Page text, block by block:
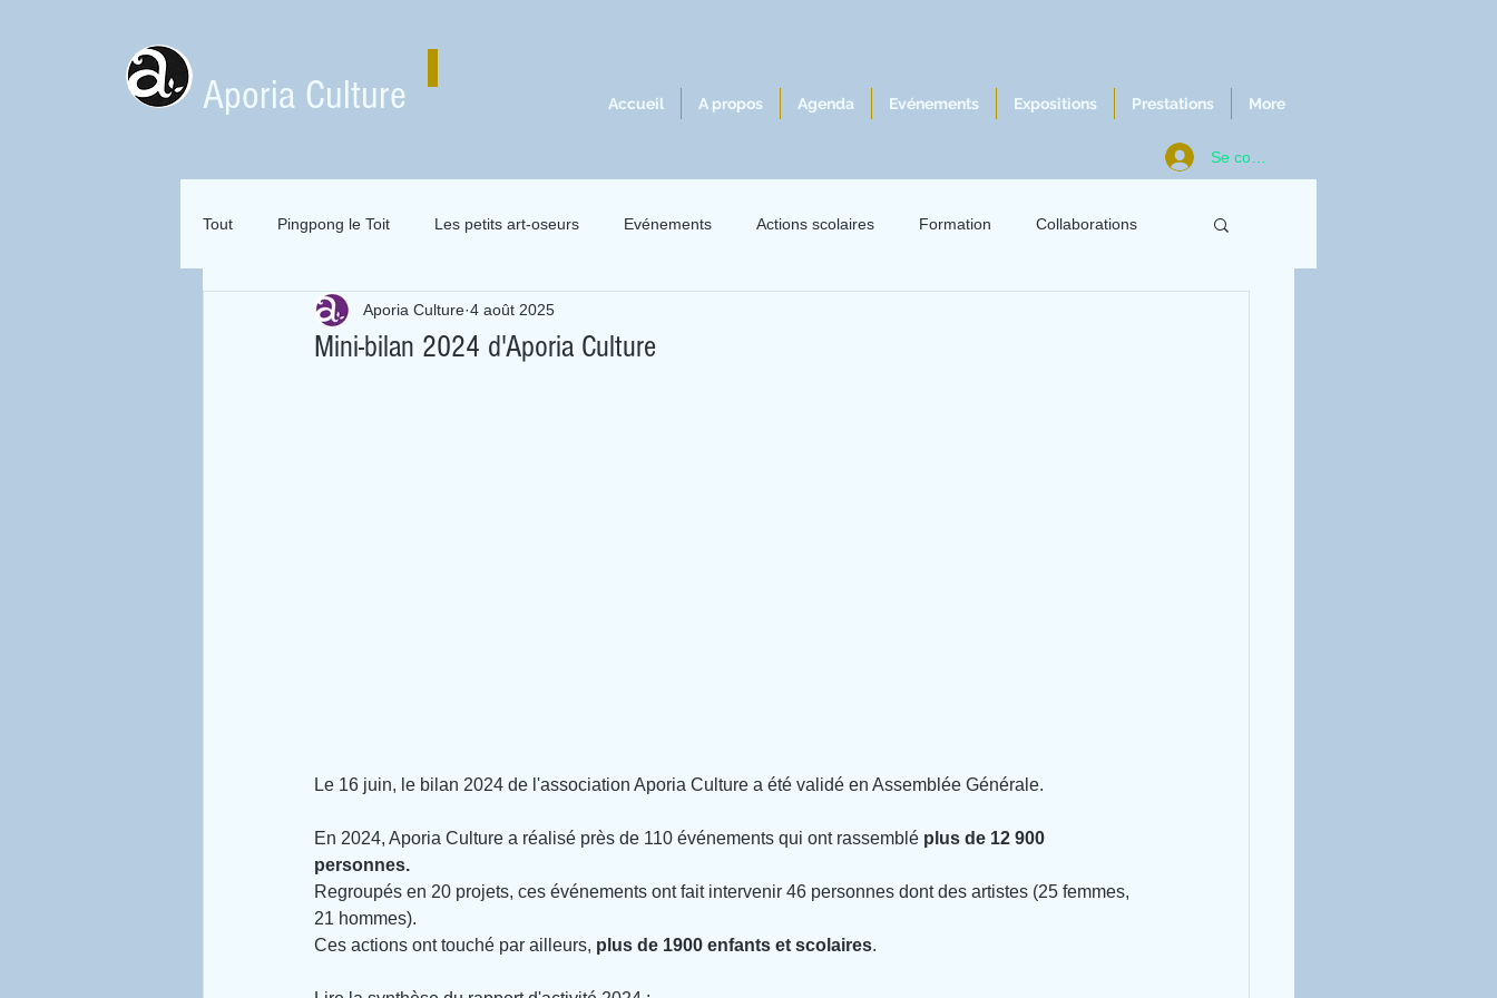
Aporia Culture Accueil A propos Agenda Evénements Expositions Prestations More
Se connecter
Tout Pingpong le Toit Les petits art-oseurs Evénements Actions scolaires Formation Collaborations
Zai Zai Zai Zai Attitude Merveilles 2021
Mini-bilan 2024 d'Aporia Culture
Aporia Culture 4 août 2025
Le 16 juin, le bilan 2024 de l'association Aporia Culture a été validé en Assemblée Générale.
En 2024, Aporia Culture a réalisé près de 110 événements qui ont rassemblé plus de 12 900
personnes.
Regroupés en 20 projets, ces événements ont fait intervenir 46 personnes dont des artistes (25 femmes,
21 hommes).
Ces actions ont touché par ailleurs, plus de 1900 enfants et scolaires.